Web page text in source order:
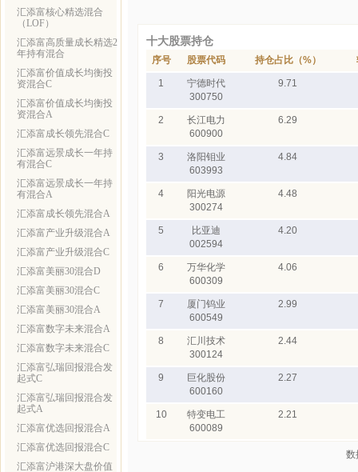
汇添富核心精选混合
（LOF）
汇添富高质量成长精选2
年持有混合
汇添富价值成长均衡投
资混合C
汇添富价值成长均衡投
资混合A
汇添富成长领先混合C
汇添富远景成长一年持
有混合C
汇添富远景成长一年持
有混合A
汇添富成长领先混合A
汇添富产业升级混合A
汇添富产业升级混合C
汇添富美丽30混合D
汇添富美丽30混合C
汇添富美丽30混合A
汇添富数字未来混合A
汇添富数字未来混合C
汇添富弘瑞回报混合发
起式C
汇添富弘瑞回报混合发
起式A
汇添富优选回报混合A
汇添富优选回报混合C
汇添富沪港深大盘价值
十大股票持仓
序号 股票代码 持仓占比（%）
1
宁德时代
300750
9.71
2
长江电力
600900
6.29
3
洛阳钼业
603993
4.84
4
阳光电源
300274
4.48
5
比亚迪
002594
4.20
6
万华化学
600309
4.06
7
厦门钨业
600549
2.99
8
汇川技术
300124
2.44
9
巨化股份
600160
2.27
10
特变电工
600089
2.21
数